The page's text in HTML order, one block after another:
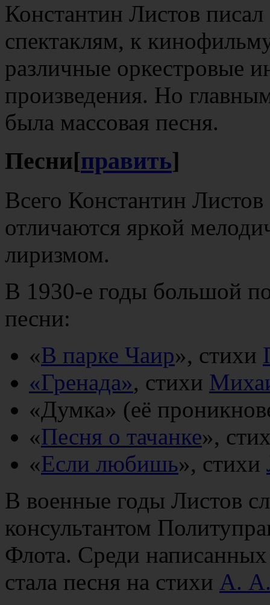
Константин Листов
спектаклям, к
различные оркестровые
произведения. Но
была массовая песня.
Песни[править]
Всего Константин
отличаются яркой
лиризмом.
В 1930-е годы большой
песни:
«В парке Чаир», стихи
«Гренада», стихи
«Думка» (её
«Песня о тачанке»,
«Если любишь», стихи
В военные годы Листов
консультантом
Флота. Среди
стала песня на стихи А.